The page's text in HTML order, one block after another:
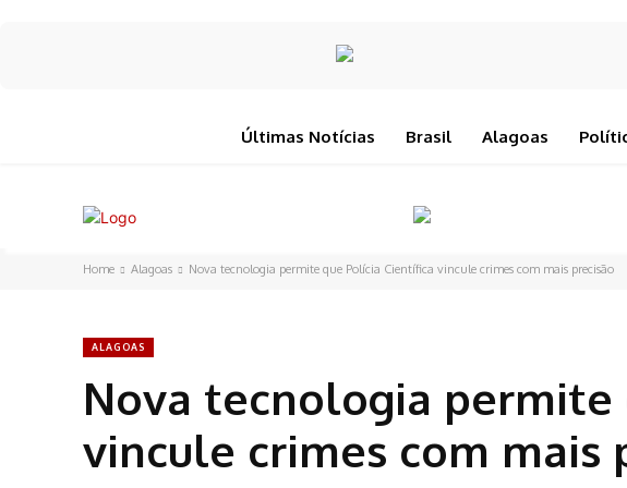
Últimas Notícias Brasil Alagoas
Home Alagoas Nova tecnologia permite que Polícia Científica vincule crimes com mais precisão
ALAGOAS
Nova tecnologia permite
vincule crimes com mais